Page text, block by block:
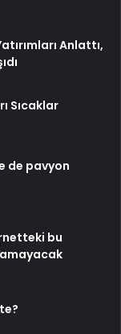
Anlattı,
Sıcaklar
de pavyon
bu